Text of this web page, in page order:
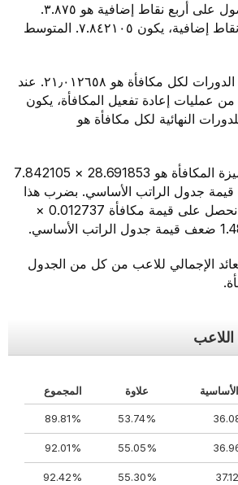
متوسط مضاعف الحصول على أربع نقاط إضافية هو ٣.٨٧٥.
وللحصول على خمس نقاط إضافية، يكون ٧.٨٤٢١٠٥. المتوسط
المتوسط المرجح لعدد الدورات لكل مكافأة هو ٢١٫٠١٢٦٥٨. عند
عمليات إعادة تفعيل المكافأة، يكون
النهائية لكل مكافأة هو
إجمالاً، متوسط قيمة ميزة المكافأة هو 28.691853 × 7.842105
ضعف قيمة جدول الراتب الأساسي. بضرب هذا
في احتمالية المكافأة، نحصل على قيمة مكافأة 0.012737 ×
الإجمالي للاعب من كل من الجدول
علاوة المجموع
53.74%
89.81%
55.05%
92.01%
55.30%
92.42%